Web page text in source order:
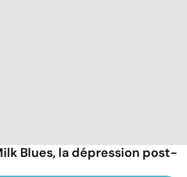
Blues, la dépression post-